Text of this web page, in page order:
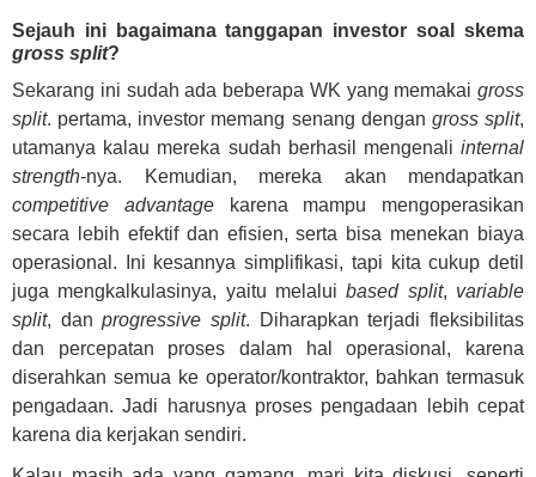
Sejauh ini bagaimana tanggapan investor soal skema
gross split?
Sekarang ini sudah ada beberapa WK yang memakai gross
split. pertama, investor memang senang dengan gross split,
utamanya kalau mereka sudah berhasil mengenali internal
strength-nya. Kemudian, mereka akan mendapatkan
competitive advantagekarena mampu mengoperasikan
secara lebih efektif dan efisien, serta bisa menekan biaya
operasional. Ini kesannya simplifikasi, tapi kita cukup detil
juga mengkalkulasinya, yaitu melaluibased split, variable
split, danprogressive split. Diharapkan terjadi fleksibilitas
dan percepatan proses dalam hal operasional, karena
diserahkan semua ke operator/kontraktor, bahkan termasuk
pengadaan. Jadi harusnya proses pengadaan lebih cepat
karena dia kerjakan sendiri.